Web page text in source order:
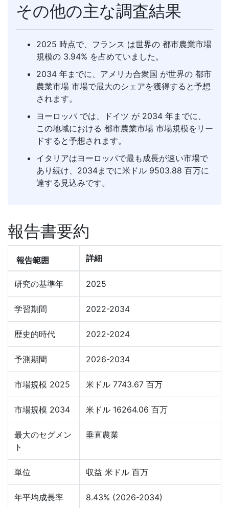
その他の主な調査結果
2025 時点で、フランス は世界の 都市農業市場
規模の 3.94% を占めていました。
2034 年までに、アメリカ合衆国 が世界の 都市
農業市場 市場で最大のシェアを獲得すると予想
されます。
ヨーロッパ では、ドイツ が 2034 年までに、
この地域における 都市農業市場 市場規模をリー
ドすると予想されます。
イタリアはヨーロッパで最も成長が速い市場で
あり続け、2034までに米ドル 9503.88 百万に
達する見込みです。
報告書要約
報告範囲 詳細
研究の基準年 2025
学習期間 2022-2034
歴史的時代 2022-2024
予測期間 2026-2034
市場規模 2025 米ドル 7743.67 百万
市場規模 2034 米ドル 16264.06 百万
最大のセグメン
ト
垂直農業
単位 収益 米ドル 百万
年平均成長率 8.43% (2026-2034)